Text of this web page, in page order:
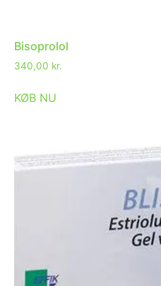
Bisoprolol
340,00 kr.
KØB NU